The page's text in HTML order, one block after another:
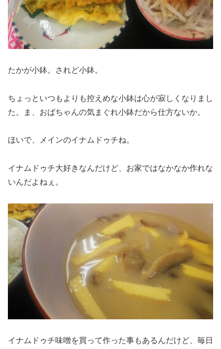
たかが小鉢。されど小鉢。
ちょっといつもよりも控えめな小鉢は心が寂しくなりまし
た。ま、おばちゃんの気まぐれ小鉢だから仕方ないか。
ほいで、メインのイナムドゥチね。
イナムドゥチ大好きなんだけど、お家ではなかなか作れな
いんだよねぇ。
イナムドゥチ味噌を買って作った事もあるんだけど、毎日